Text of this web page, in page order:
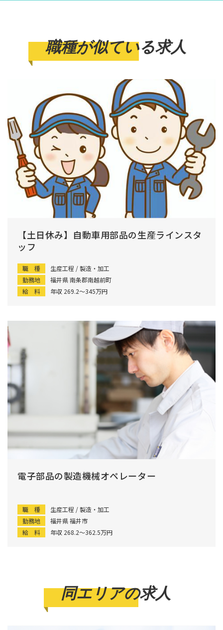
職種が似ている求人
【土日休み】自動車用部品の生産ラインスタ
ッフ
職 種
生産工程 / 製造・加工
勤務地
福井県 南条郡南越前町
給 料
年収 269.2〜345万円
電子部品の製造機械オペレーター
職 種
生産工程 / 製造・加工
勤務地
福井県 福井市
給 料
年収 268.2〜362.5万円
同エリアの求人